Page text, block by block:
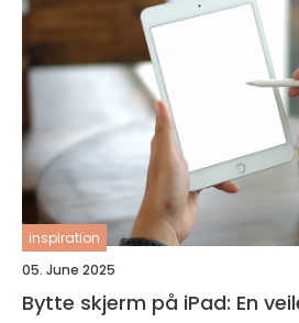
inspiration
05. June 2025
Bytte skjerm på iPad: En